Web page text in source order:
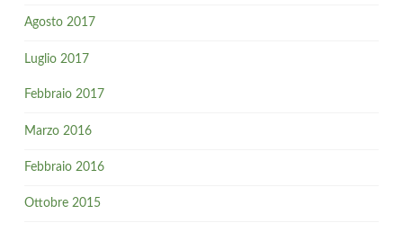
Agosto 2017
Luglio 2017
Febbraio 2017
Marzo 2016
Febbraio 2016
Ottobre 2015